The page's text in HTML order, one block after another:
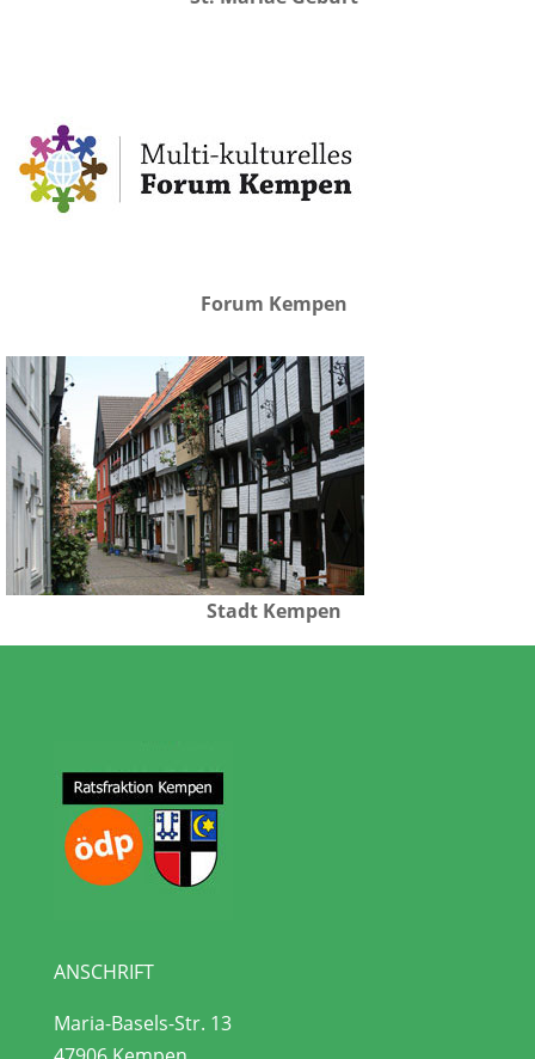
Forum Kempen
Stadt Kempen
ANSCHRIFT
Maria-Basels-Str. 13